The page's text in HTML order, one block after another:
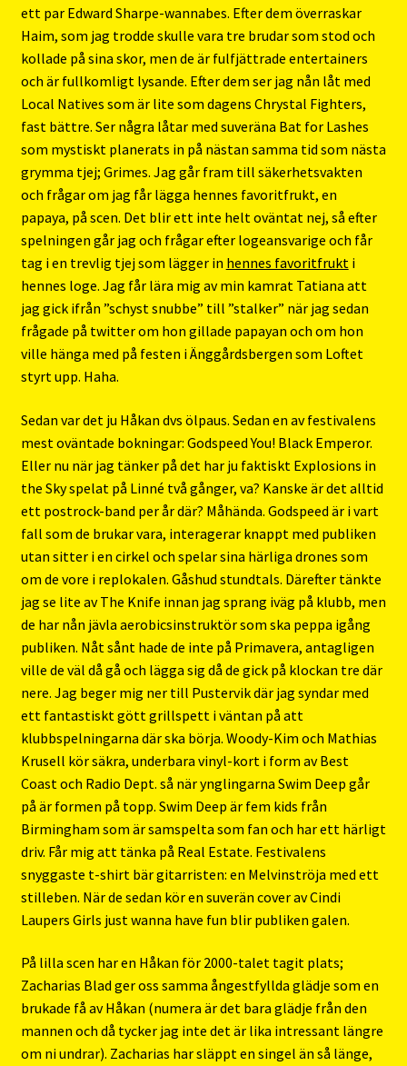
ett par Edward Sharpe-wannabes. Efter dem överraskar
Haim, som jag trodde skulle vara tre brudar som stod och
kollade på sina skor, men de är fulfjättrade entertainers
och är fullkomligt lysande. Efter dem ser jag nån låt med
Local Natives som är lite som dagens Chrystal Fighters,
fast bättre. Ser några låtar med suveräna Bat for Lashes
som mystiskt planerats in på nästan samma tid som nästa
grymma tjej; Grimes. Jag går fram till säkerhetsvakten
och frågar om jag får lägga hennes favoritfrukt, en
papaya, på scen. Det blir ett inte helt oväntat nej, så efter
spelningen går jag och frågar efter logeansvarige och får
tag i en trevlig tjej som lägger in hennes favoritfrukt i
hennes loge. Jag får lära mig av min kamrat Tatiana att
jag gick ifrån ”schyst snubbe” till ”stalker” när jag sedan
frågade på twitter om hon gillade papayan och om hon
ville hänga med på festen i Änggårdsbergen som Loftet
styrt upp. Haha.
Sedan var det ju Håkan dvs ölpaus. Sedan en av festivalens
mest oväntade bokningar: Godspeed You! Black Emperor.
Eller nu när jag tänker på det har ju faktiskt Explosions in
the Sky spelat på Linné två gånger, va? Kanske är det alltid
ett postrock-band per år där? Måhända. Godspeed är i vart
fall som de brukar vara, interagerar knappt med publiken
utan sitter i en cirkel och spelar sina härliga drones som
om de vore i replokalen. Gåshud stundtals. Därefter tänkte
jag se lite av The Knife innan jag sprang iväg på klubb, men
de har nån jävla aerobicsinstruktör som ska peppa igång
publiken. Nåt sånt hade de inte på Primavera, antagligen
ville de väl då gå och lägga sig då de gick på klockan tre där
nere. Jag beger mig ner till Pustervik där jag syndar med
ett fantastiskt gött grillspett i väntan på att
klubbspelningarna där ska börja. Woody-Kim och Mathias
Krusell kör säkra, underbara vinyl-kort i form av Best
Coast och Radio Dept. så när ynglingarna Swim Deep går
på är formen på topp. Swim Deep är fem kids från
Birmingham som är samspelta som fan och har ett härligt
driv. Får mig att tänka på Real Estate. Festivalens
snyggaste t-shirt bär gitarristen: en Melvinströja med ett
stilleben. När de sedan kör en suverän cover av Cindi
Laupers Girls just wanna have fun blir publiken galen.
På lilla scen har en Håkan för 2000-talet tagit plats;
Zacharias Blad ger oss samma ångestfyllda glädje som en
brukade få av Håkan (numera är det bara glädje från den
mannen och då tycker jag inte det är lika intressant längre
om ni undrar). Zacharias har släppt en singel än så länge,